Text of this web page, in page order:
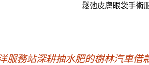
鬆弛皮膚眼袋手術
服務站深耕抽水肥的樹林汽車借